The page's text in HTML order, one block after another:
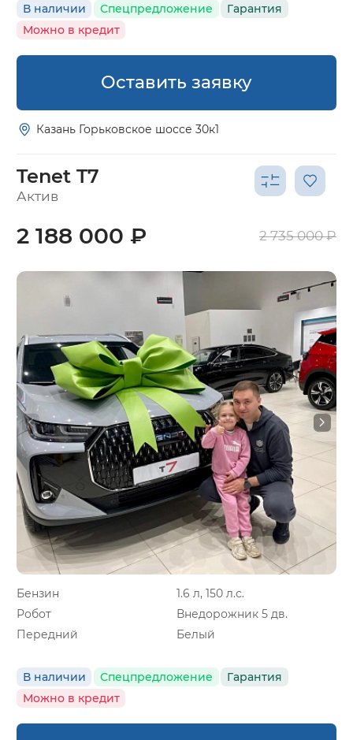
В наличии Спецпредложение
Гарантия
Можно в кредит
Оставить заявку
Казань Горьковское шоссе 30к1
Tenet T7
Актив
Бензин
1.6 л, 150 л.с.
Робот
Внедорожник 5 дв.
Передний
Белый
В наличии Спецпредложение
Гарантия
Можно в кредит
2 188 000 ₽ 2 735 000 ₽